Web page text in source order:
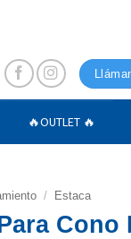
🔥OUTLET 🔥
/ Estaca
Cono